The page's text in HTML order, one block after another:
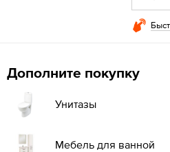
Дополните покупку
Унитазы
Мебель для ванной